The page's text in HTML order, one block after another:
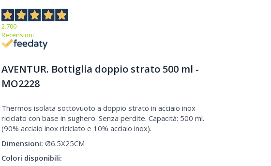
2.700
Recensioni
AVENTUR. Bottiglia doppio strato 500 ml -
MO2228
Thermos isolata sottovuoto a doppio strato in acciaio inox
riciclato con base in sughero. Senza perdite. Capacità: 500 ml.
(90% acciaio inox riciclato e 10% acciaio inox).
Dimensioni: Ø6.5X25CM
Colori disponibili: